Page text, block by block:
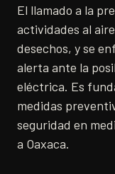
El llamado a la
actividades al
desechos, y se
alerta ante la
eléctrica. Es
medidas
seguridad en
a Oaxaca.